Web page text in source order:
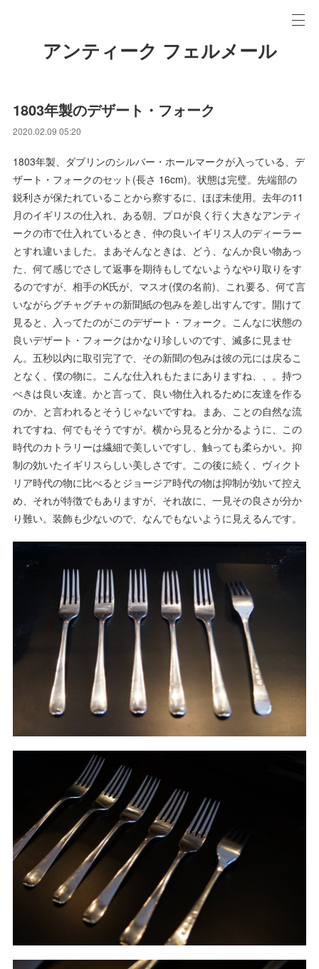
アンティーク フェルメール
1803年製のデザート・フォーク
2020.02.09 05:20
1803年製、ダブリンのシルバー・ホールマークが入っている、デ
ザート・フォークのセット(長さ 16cm)。状態は完璧。先端部の
鋭利さが保たれていることから察するに、ほぼ未使用。去年の11
月のイギリスの仕入れ、ある朝、プロが良く行く大きなアンティ
ークの市で仕入れているとき、仲の良いイギリス人のディーラー
とすれ違いました。まあそんなときは、どう、なんか良い物あっ
た、何て感じでさして返事を期待もしてないようなやり取りをす
るのですが、相手のK氏が、マスオ(僕の名前)、これ要る、何て言
いながらグチャグチャの新聞紙の包みを差し出すんです。開けて
見ると、入ってたのがこのデザート・フォーク。こんなに状態の
良いデザート・フォークはかなり珍しいのです、滅多に見ませ
ん。五秒以内に取引完了で、その新聞の包みは彼の元には戻るこ
となく、僕の物に。こんな仕入れもたまにありますね、、。持つ
べきは良い友達。かと言って、良い物仕入れるために友達を作る
のか、と言われるとそうじゃないですね。まあ、ことの自然な流
れですね、何でもそうですが。横から見ると分かるように、この
時代のカトラリーは繊細で美しいですし、触っても柔らかい。抑
制の効いたイギリスらしい美しさです。この後に続く、ヴィクト
リア時代の物に比べるとジョージア時代の物は抑制が効いて控え
め、それが特徴でもありますが、それ故に、一見その良さが分か
り難い。装飾も少ないので、なんでもないように見えるんです。